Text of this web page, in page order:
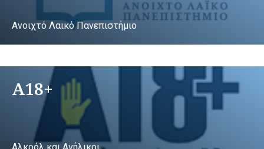
Ανοιχτό Λαικό Πανεπιστήμιο
A18+